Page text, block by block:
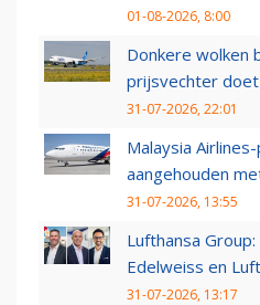
01-08-2026, 8:00
Donkere wolken
prijsvechter
31-07-2026, 22:01
Malaysia
aangehouden
31-07-2026, 13:55
Lufthansa
Edelweiss en
31-07-2026, 13:17